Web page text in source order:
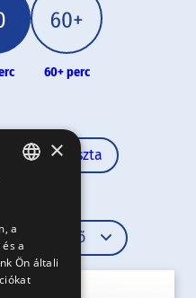
60+ perc
Rövid tészta
SK
RO
×
a
a
Ön általi